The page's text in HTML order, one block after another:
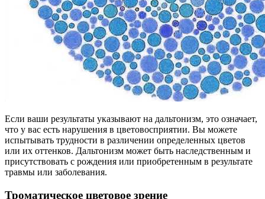
Если ваши результаты указывают на дальтонизм, это означает,
что у вас есть нарушения в цветовосприятии. Вы можете
испытывать трудности в различении определенных цветов
или их оттенков. Дальтонизм может быть наследственным и
присутствовать с рождения или приобретенным в результате
травмы или заболевания.
Троматическое цветовое зрение